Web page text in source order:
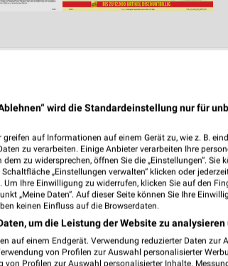
wird die Standardeinstellung nur für
auf Informationen auf einem Gerät zu, wie z. B.
zu verarbeiten. Einige Anbieter verarbeiten Ihre
zu widersprechen, öffnen Sie die „Einstellungen“. Sie
„Einstellungen verwalten“ klicken oder
Um Ihre Einwilligung zu widerrufen, klicken Sie auf den
„Meine Daten“. Auf dieser Seite können Sie Ihre
keinen Einfluss auf die Browserdaten.
um die Leistung der Website zu analysieren
auf einem Endgerät. Verwendung reduzierter Daten zur
von Profilen zur Auswahl personalisierter
Profilen zur Auswahl personalisierter Inhalte.